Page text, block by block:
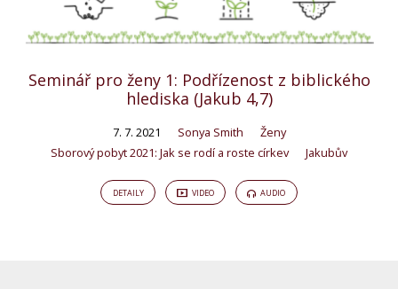
Seminář pro ženy 1: Podřízenost z biblického
hlediska (Jakub 4,7)
7. 7. 2021 Sonya Smith
Ženy
Sborový pobyt 2021: Jak se rodí a roste církev
Jakubův
DETAILY VIDEO AUDIO